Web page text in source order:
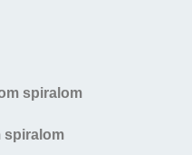
spiralom
spiralom